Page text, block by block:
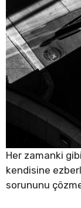
Her zamanki
kendisine
sorununu